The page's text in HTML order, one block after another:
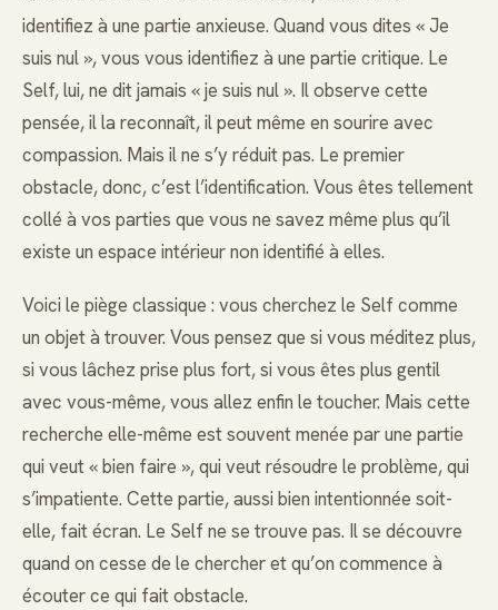
identifiez à une partie anxieuse. Quand vous dites « Je
suis nul », vous vous identifiez à une partie critique. Le
Self, lui, ne dit jamais « je suis nul ». Il observe cette
pensée, il la reconnaît, il peut même en sourire avec
compassion. Mais il ne s’y réduit pas. Le premier
obstacle, donc, c’est l’identification. Vous êtes tellement
collé à vos parties que vous ne savez même plus qu’il
existe un espace intérieur non identifié à elles.
Voici le piège classique : vous cherchez le Self comme
un objet à trouver. Vous pensez que si vous méditez plus,
si vous lâchez prise plus fort, si vous êtes plus gentil
avec vous-même, vous allez enfin le toucher. Mais cette
recherche elle-même est souvent menée par une partie
qui veut « bien faire », qui veut résoudre le problème, qui
s’impatiente. Cette partie, aussi bien intentionnée soit-
elle, fait écran. Le Self ne se trouve pas. Il se découvre
quand on cesse de le chercher et qu’on commence à
écouter ce qui fait obstacle.